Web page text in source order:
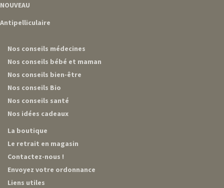
NOUVEAU
Antipelliculaire
Nos conseils médecines
Nos conseils bébé et maman
Nos conseils bien-être
Nos conseils Bio
Nos conseils santé
Nos idées cadeaux
La boutique
Le retrait en magasin
Contactez-nous !
Envoyez votre ordonnance
Liens utiles